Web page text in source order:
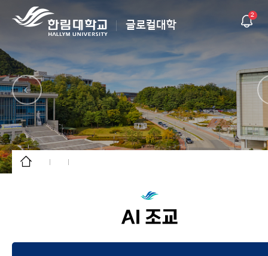
글로컬대학
2
상생의 한림
AI 조교